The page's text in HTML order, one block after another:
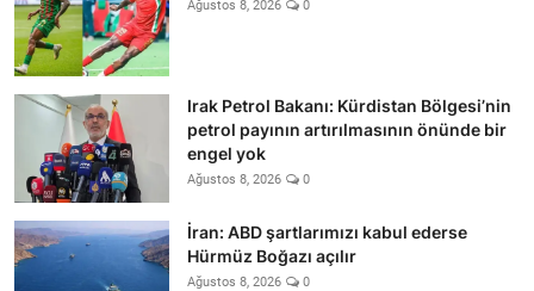
Ağustos 8, 2026 0
Irak Petrol Bakanı: Kürdistan Bölgesi’nin
petrol payının artırılmasının önünde bir
engel yok
Ağustos 8, 2026 0
İran: ABD şartlarımızı kabul ederse
Hürmüz Boğazı açılır
Ağustos 8, 2026 0